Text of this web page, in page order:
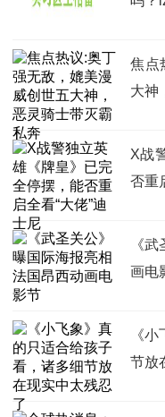
焦点
大神
X战
否重
《
画电
《
节放